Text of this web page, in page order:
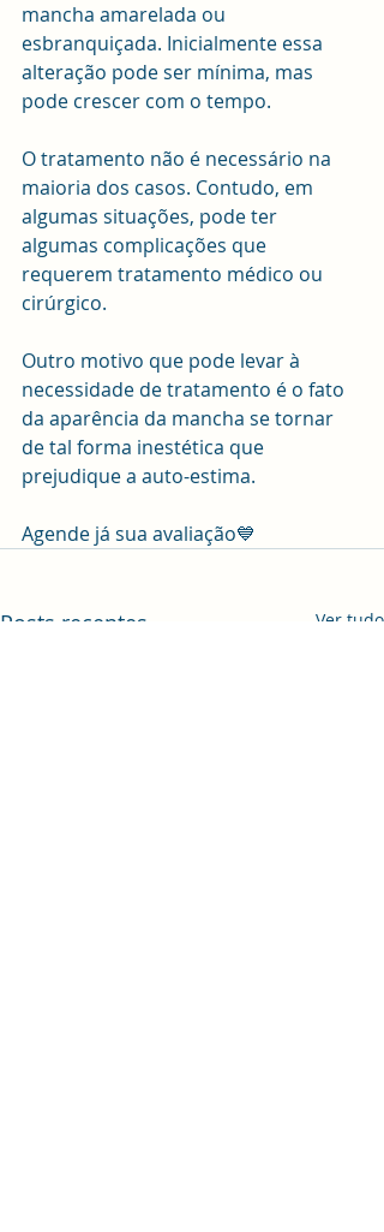
mancha amarelada ou
esbranquiçada. Inicialmente essa
alteração pode ser mínima, mas
pode crescer com o tempo.
O tratamento não é necessário na
maioria dos casos. Contudo, em
algumas situações, pode ter
algumas complicações que
requerem tratamento médico ou
cirúrgico.
Outro motivo que pode levar à
necessidade de tratamento é o fato
da aparência da mancha se tornar
de tal forma inestética que
prejudique a auto-estima.
Agende já sua avaliação💙
Posts recentes Ver tudo